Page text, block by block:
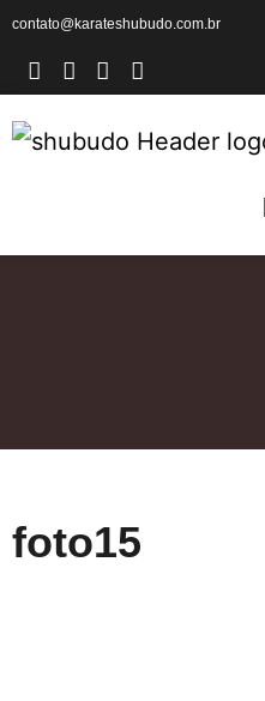
contato@karateshubudo.com.br
foto15